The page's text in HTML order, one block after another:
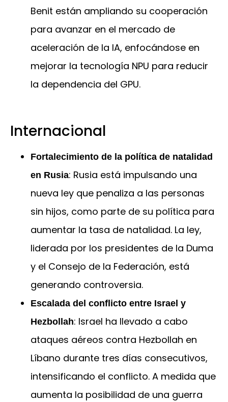
Benit están ampliando su cooperación
para avanzar en el mercado de
aceleración de la IA, enfocándose en
mejorar la tecnología NPU para reducir
la dependencia del GPU.
Internacional
Fortalecimiento de la política de natalidad
en Rusia: Rusia está impulsando una
nueva ley que penaliza a las personas
sin hijos, como parte de su política para
aumentar la tasa de natalidad. La ley,
liderada por los presidentes de la Duma
y el Consejo de la Federación, está
generando controversia.
Escalada del conflicto entre Israel y
Hezbollah: Israel ha llevado a cabo
ataques aéreos contra Hezbollah en
Líbano durante tres días consecutivos,
intensificando el conflicto. A medida que
aumenta la posibilidad de una guerra